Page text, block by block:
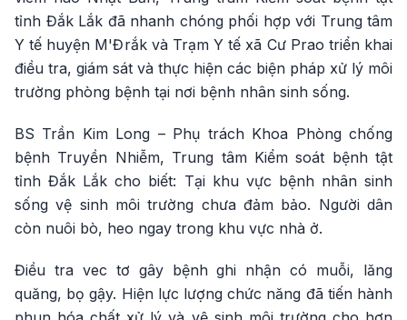
tỉnh Đắk Lắk đã nhanh chóng phối hợp với Trung tâm
Y tế huyện M'Đrắk và Trạm Y tế xã Cư Prao triển khai
điều tra, giám sát và thực hiện các biện pháp xử lý môi
trường phòng bệnh tại nơi bệnh nhân sinh sống.
BS Trần Kim Long – Phụ trách Khoa Phòng chống
bệnh Truyền Nhiễm, Trung tâm Kiểm soát bệnh tật
tỉnh Đắk Lắk cho biết: Tại khu vực bệnh nhân sinh
sống vệ sinh môi trường chưa đảm bảo. Người dân
còn nuôi bò, heo ngay trong khu vực nhà ở.
Điều tra vec tơ gây bệnh ghi nhận có muỗi, lăng
quăng, bọ gậy. Hiện lực lượng chức năng đã tiến hành